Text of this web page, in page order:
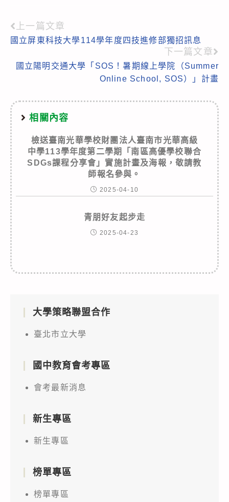
Read
more
articles
上一篇文章
國立屏東科技大學114學年度四技進修部獨招訊息
下一篇文章
國立陽明交通大學「SOS！暑期線上學院（Summer
Online School, SOS）」計畫
相關內容
檢送臺南光華學校財團法人臺南市光華高級
中學113學年度第二學期「南區高優學校聯合
SDGs課程分享會」實施計畫及海報，敬請教
師報名參與。
2025-04-10
青朋好友起步走
2025-04-23
大學策略聯盟合作
臺北市立大學
國中教育會考專區
會考最新消息
新生專區
新生專區
榜單專區
榜單專區